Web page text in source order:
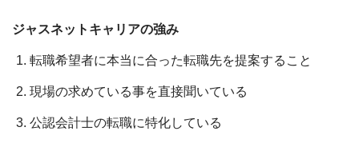
ジャスネットキャリアの強み
転職希望者に本当に合った転職先を提案すること
現場の求めている事を直接聞いている
公認会計士の転職に特化している